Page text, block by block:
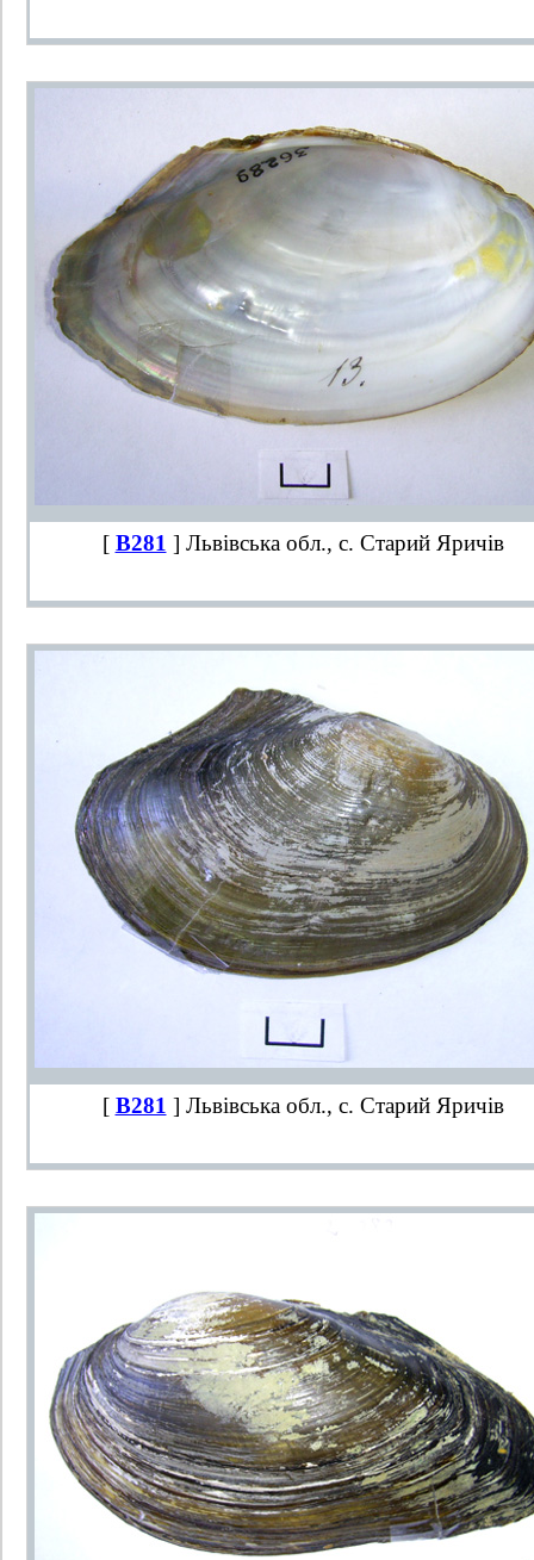
[ B281 ] Львівська обл., с. Старий Яричів
[ B281 ] Львівська обл., с. Старий Яричів